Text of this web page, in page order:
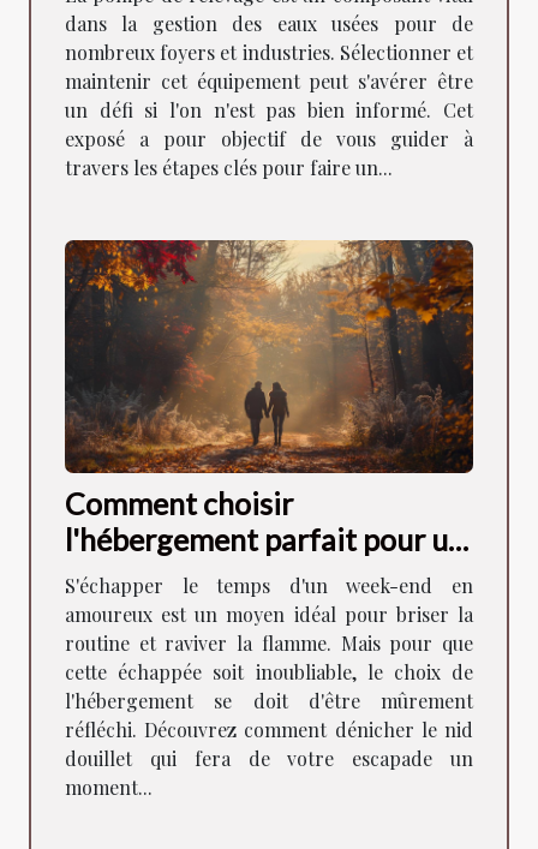
dans la gestion des eaux usées pour de
nombreux foyers et industries. Sélectionner et
maintenir cet équipement peut s'avérer être
un défi si l'on n'est pas bien informé. Cet
exposé a pour objectif de vous guider à
travers les étapes clés pour faire un...
Comment choisir
l'hébergement parfait pour un
week-end romantique
S'échapper le temps d'un week-end en
amoureux est un moyen idéal pour briser la
routine et raviver la flamme. Mais pour que
cette échappée soit inoubliable, le choix de
l'hébergement se doit d'être mûrement
réfléchi. Découvrez comment dénicher le nid
douillet qui fera de votre escapade un
moment...